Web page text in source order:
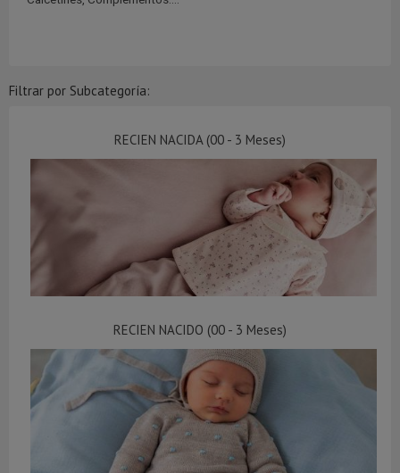
Filtrar por Subcategoría:
RECIEN NACIDA (00 - 3 Meses)
RECIEN NACIDO (00 - 3 Meses)